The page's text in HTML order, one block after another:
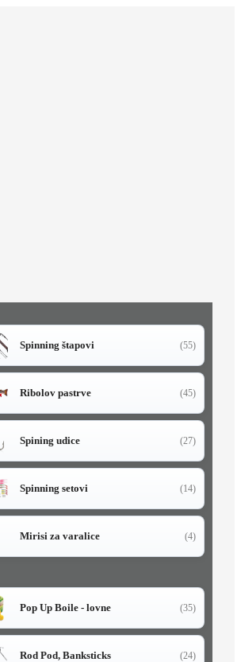
Spinning štapovi (55)
Ribolov pastrve (45)
Spining udice (27)
Spinning setovi (14)
Mirisi za varalice (4)
Pop Up Boile - lovne (35)
Rod Pod, Banksticks (24)